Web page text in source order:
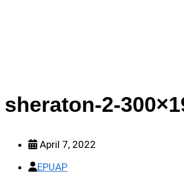
sheraton-2-
April 7, 2022
EPUAP